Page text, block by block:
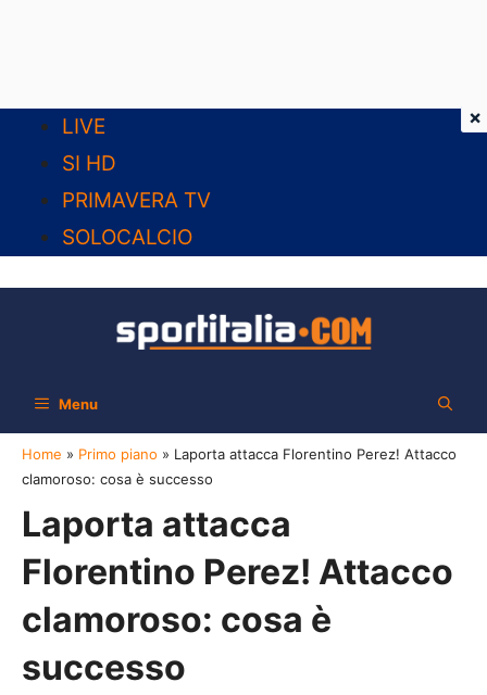
contenuto
LIVE
SI HD
PRIMAVERA TV
SOLOCALCIO
Menu
Home » Primo piano » Laporta attacca Florentino Perez! Attacco
clamoroso: cosa è successo
Laporta attacca
Florentino Perez! Attacco
clamoroso: cosa è
successo
×